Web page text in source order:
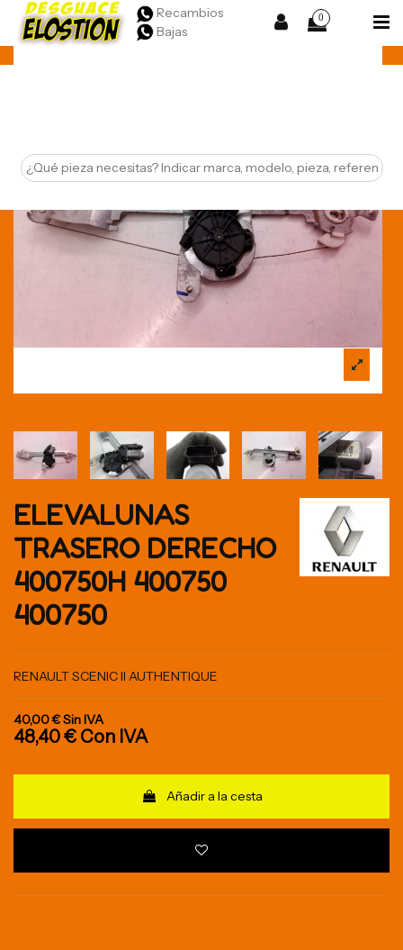
Recambios
Bajas
0
ELEVALUNAS
TRASERO DERECHO
400750H 400750
400750
RENAULT SCENIC II AUTHENTIQUE
40,00 €Sin IVA
48,40 € Con IVA
Añadir a la cesta